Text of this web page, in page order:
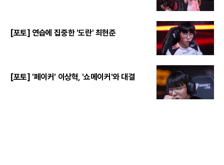
[포토] 연습에 집중한 '도란' 최현준
[포토] '페이커' 이상혁, '쇼메이커'와 대결